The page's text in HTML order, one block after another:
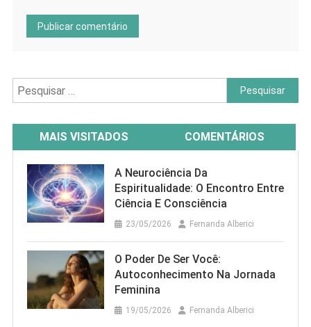
Pesquisar
por:
MAIS VISITADOS COMENTÁRIOS
A Neurociência Da
Espiritualidade: O Encontro Entre
Ciência E Consciência
23/05/2026 Fernanda Alberici
O Poder De Ser Você:
Autoconhecimento Na Jornada
Feminina
19/05/2026 Fernanda Alberici